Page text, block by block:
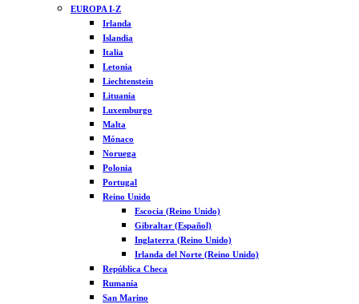
EUROPA I-Z
Irlanda
Islandia
Italia
Letonia
Liechtenstein
Lituania
Luxemburgo
Malta
Mónaco
Noruega
Polonia
Portugal
Reino Unido
Escocia (Reino Unido)
Gibraltar (Español)
Inglaterra (Reino Unido)
Irlanda del Norte (Reino Unido)
República Checa
Rumanía
San Marino